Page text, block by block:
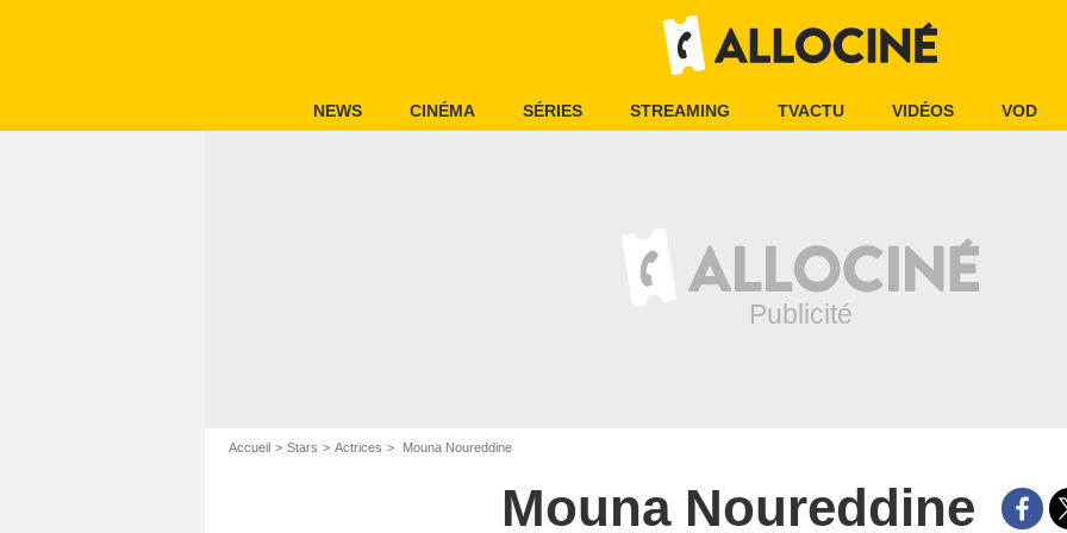
NEWS CINÉMA SÉRIES STREAMING TVACTU VIDÉOS VOD
Accueil Stars Actrices Mouna Noureddine
Mouna Noureddine